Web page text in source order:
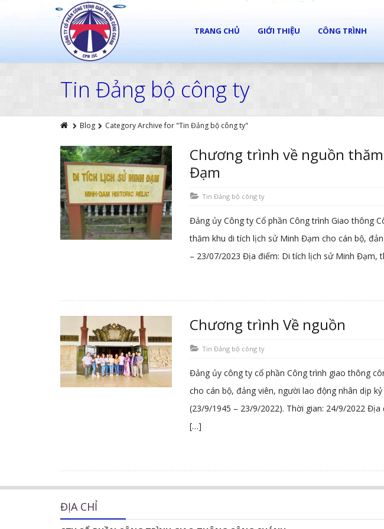
TRANG CHỦ GIỚI THIỆU CÔNG TRÌNH
Tin Đảng bộ công ty
Blog Category Archive for "Tin Đảng bộ công ty"
Chương trình về nguồn
Đạm
Tin Đảng bộ công ty
Đảng ủy Công ty Cổ phần Công trình Giao thông
thăm khu di tích lịch sử Minh Đạm cho cán bộ,
– 23/07/2023 Địa điểm: Di tích lịch sử Minh Đạm,
Chương trình Về nguồn
Tin Đảng bộ công ty
Đảng ủy công ty cổ phần Công trình giao thông
cho cán bộ, đảng viên, người lao động nhân dịp
(23/9/1945 – 23/9/2022). Thời gian: 24/9/2022
[…]
ĐỊA CHỈ